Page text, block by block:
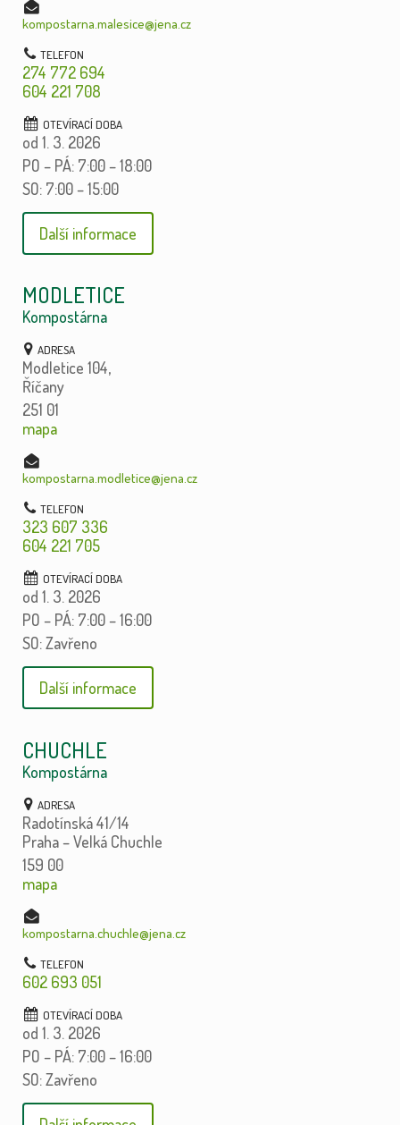
kompostarna.malesice@jena.cz
274 772 694
604 221 708
od 1. 3. 2026
PO – PÁ: 7:00 – 18:00
SO: 7:00 – 15:00
Další informace
MODLETICE
Kompostárna
Modletice 104,
Říčany
251 01
mapa
kompostarna.modletice@jena.cz
323 607 336
604 221 705
od 1. 3. 2026
PO – PÁ: 7:00 – 16:00
SO: Zavřeno
Další informace
CHUCHLE
Kompostárna
Radotínská 41/14
Praha – Velká Chuchle
159 00
mapa
kompostarna.chuchle@jena.cz
602 693 051
od 1. 3. 2026
PO – PÁ: 7:00 – 16:00
SO: Zavřeno